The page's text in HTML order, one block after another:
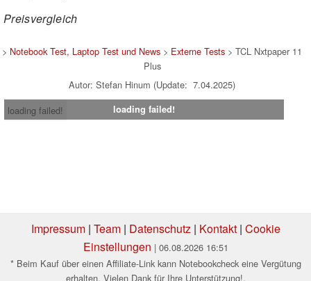
Preisvergleich
> Notebook Test, Laptop Test und News > Externe Tests > TCL Nxtpaper 11
Plus
Autor: Stefan Hinum (Update: 7.04.2025)
loading failed!
loading failed!
Impressum| Team| Datenschutz| Kontakt| Cookie
Einstellungen | 06.08.2026 16:51
* Beim Kauf über einen Affiliate-Link kann Notebookcheck eine Vergütung
erhalten. Vielen Dank für Ihre Unterstützung!.